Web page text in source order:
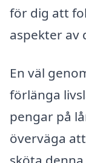
för dig att
aspekter av
En väl
förlänga
pengar på
överväga